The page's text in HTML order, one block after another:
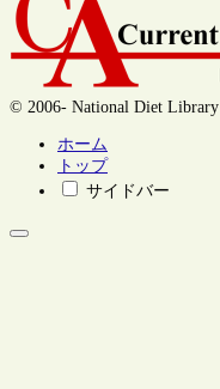
© 2006- National Diet Library
ホーム
トップ
サイドバー